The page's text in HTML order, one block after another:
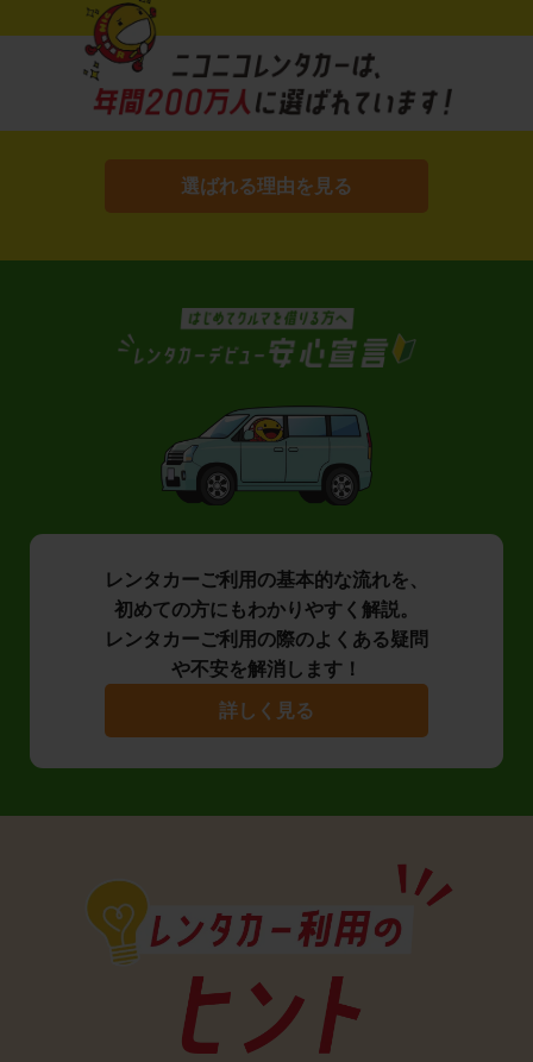
選ばれる理由を見る
レンタカーご利用の基本的な流れを、
初めての方にもわかりやすく解説。
レンタカーご利用の際のよくある疑問
や不安を解消します！
詳しく見る